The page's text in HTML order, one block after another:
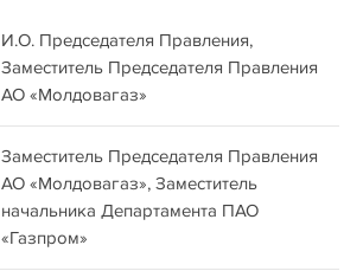
И.О. Председателя Правления,
Заместитель Председателя Правления
АО «Молдовагаз»
Заместитель Председателя Правления
АО «Молдовагаз», Заместитель
начальника Департамента ПАО
«Газпром»